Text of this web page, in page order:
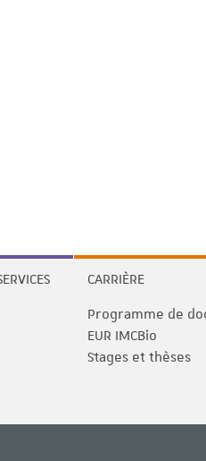
CARRIÈRE
Programme de
EUR IMCBio
Stages et thèses